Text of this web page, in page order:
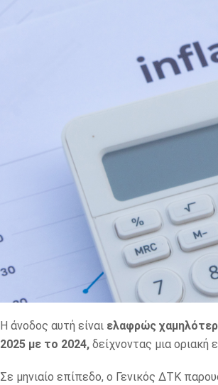
Η άνοδος αυτή είναι ελαφρώς
2025 με το 2024, δείχνοντας μια οριακή
Σε μηνιαίο επίπεδο, ο Γενικός ΔΤΚ